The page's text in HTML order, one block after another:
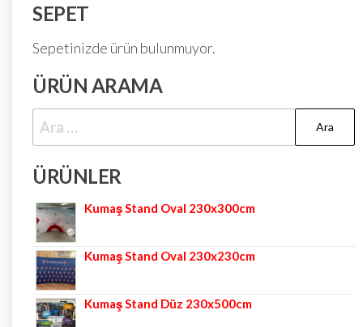
SEPET
Sepetinizde ürün bulunmuyor.
ÜRÜN ARAMA
ÜRÜNLER
Kumaş Stand Oval 230x300cm
Kumaş Stand Oval 230x230cm
Kumaş Stand Düz 230x500cm